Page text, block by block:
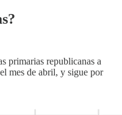
primarias republicanas a
mes de abril, y sigue por